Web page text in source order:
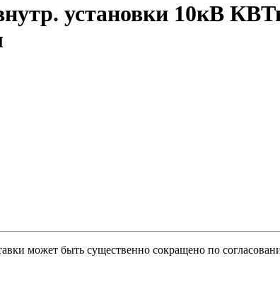
установки 10кВ
может быть существенно сокращено по